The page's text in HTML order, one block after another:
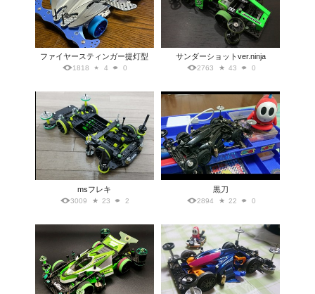
ファイヤースティンガー提灯型
1818 4 0
サンダーショットver.ninja
2763 43 0
msフレキ
3009 23 2
黒刀
2894 22 0